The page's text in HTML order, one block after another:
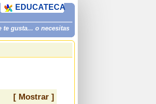
te gusta... o necesitas
EDUCATECA
[ Mostrar ]